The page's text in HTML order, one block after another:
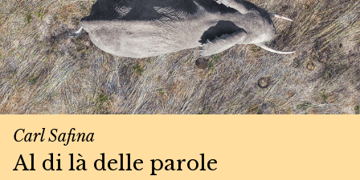
Carl Safina
Al di là delle parole